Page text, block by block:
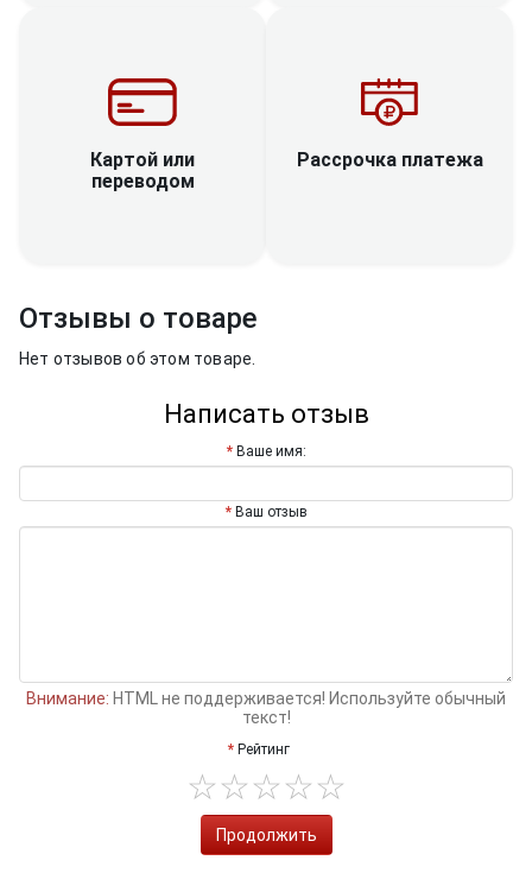
Картой или
переводом
Рассрочка платежа
Отзывы о товаре
Нет отзывов об этом товаре.
Написать отзыв
Ваше имя:
Ваш отзыв
Внимание: HTML не поддерживается! Используйте обычный
текст!
Рейтинг
Продолжить